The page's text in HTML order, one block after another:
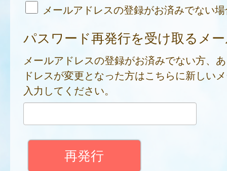
メールアドレスの登録がお済みでない
パスワード再発行を受け取るメ
メールアドレスの登録がお済みでない方、
ドレスが変更となった方はこちらに新しい
入力してください。